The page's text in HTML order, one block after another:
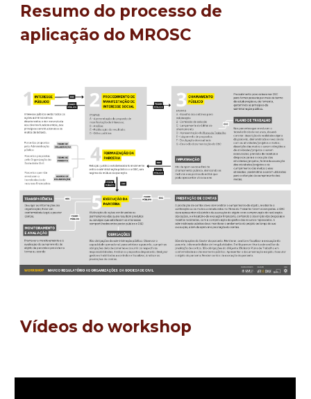
Resumo do processo de
aplicação do MROSC
Vídeos do workshop